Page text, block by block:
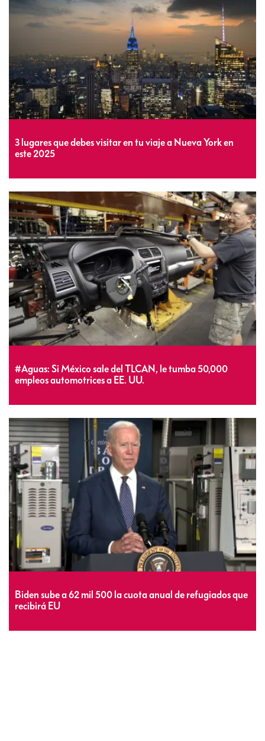
3 lugares que debes visitar en tu viaje a Nueva York en
este 2025
#Aguas: Si México sale del TLCAN, le tumba 50,000
empleos automotrices a EE. UU.
Biden sube a 62 mil 500 la cuota anual de refugiados que
recibirá EU